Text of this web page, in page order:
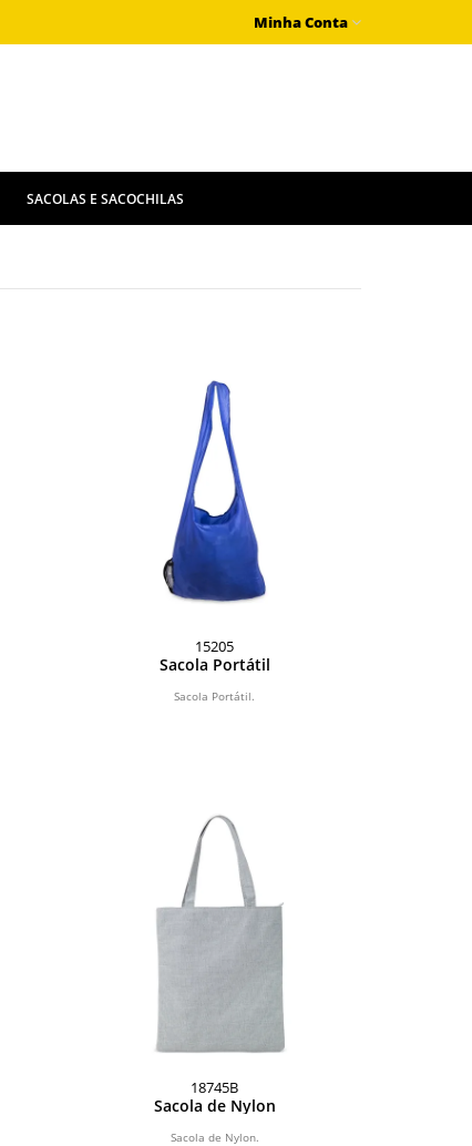
Minha Conta
SACOLAS E SACOCHILAS
15205
Sacola Portátil
Sacola Portátil.
18745B
Sacola de Nylon
Sacola de Nylon.